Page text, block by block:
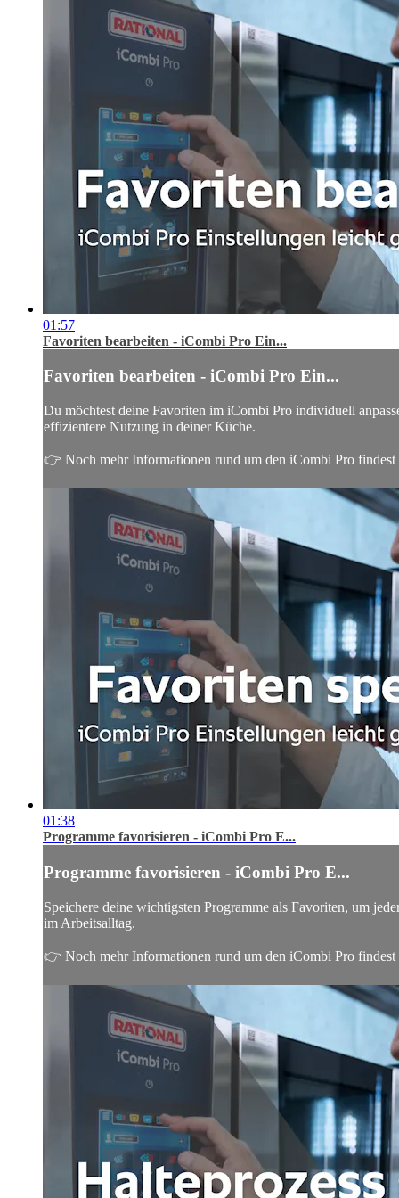
01:57
Favoriten bearbeiten - iCombi Pro Ein...
Favoriten bearbeiten - iCombi Pro Ein...
Du möchtest deine Favoriten im iCombi Pro individuell
effizientere Nutzung in deiner Küche.
👉 Noch mehr Informationen rund um den iCombi Pro findest
01:38
Programme favorisieren - iCombi Pro E...
Programme favorisieren - iCombi Pro E...
Speichere deine wichtigsten Programme als Favoriten, um
im Arbeitsalltag.
👉 Noch mehr Informationen rund um den iCombi Pro